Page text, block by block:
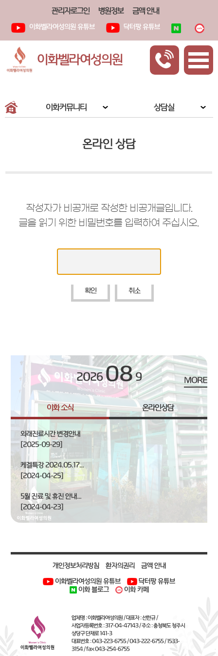
관리자로그인 병원정보 금액 안내
이화벨라여성의원 유튜브 닥터팡 유튜브
이화벨라여성의원
이화커뮤니티 상담실
온라인 상담
작성자가 비공개로 작성한 비공개글입니다.
글을 읽기 위한 비밀번호를 입력하여 주십시오.
확인 취소
2026 08 9
이화 소식 온라인상담
MORE
외래진료시간 변경안내
[2025-09-29]
케겔특강 2024.05.17...
[2024-04-25]
5월 진료 및 휴진 안내...
[2024-04-23]
개인정보처리방침 환자의권리 금액 안내
이화벨라여성의원 유튜브
닥터팡 유튜브
이화 블로그
이화 카페
업체명 : 이화벨라여성의원 / 대표자 : 선한규 /
사업자등록번호 : 317-04-47143 / 주소 : 충청북도 청주시
상당구 단재로 141-3
대표번호 : 043-223-6755 / 043-222-6755 / 1533-
3154 / fax 043-254-6755